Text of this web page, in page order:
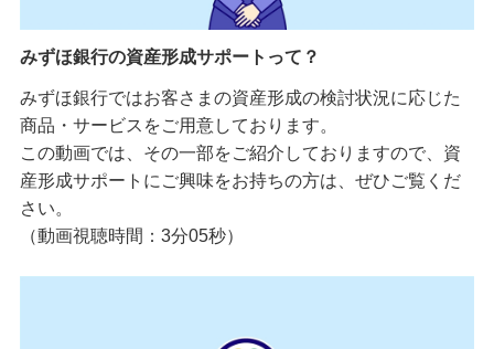
みずほ銀行の資産形成サポートって？
みずほ銀行ではお客さまの資産形成の検討状況に応じた
商品・サービスをご用意しております。
この動画では、その一部をご紹介しておりますので、資
産形成サポートにご興味をお持ちの方は、ぜひご覧くだ
さい。
（動画視聴時間：3分05秒）